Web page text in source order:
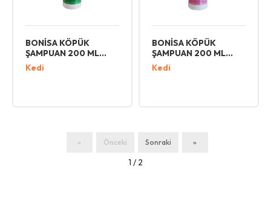
BONİSA KÖPÜK
ŞAMPUAN 200 ML
ALOEVERA CAT DOG
Kedi
BONİSA KÖPÜK
ŞAMPUAN 200 ML
BABY POWDER CAT
DOG
Kedi
« Önceki Sonraki »
1 / 2